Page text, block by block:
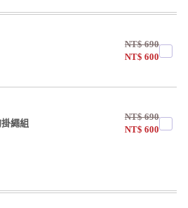
NT$690
NT$600
繩組
NT$690
NT$600